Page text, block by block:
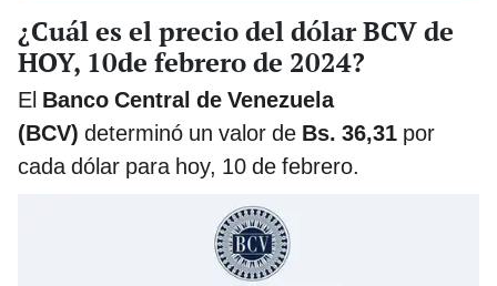
¿Cuál es el precio del dólar BCV de
HOY, 10de febrero de 2024?
El Banco Central de Venezuela
(BCV) determinó un valor de Bs. 36,31 por
cada dólar para hoy, 10 de febrero.